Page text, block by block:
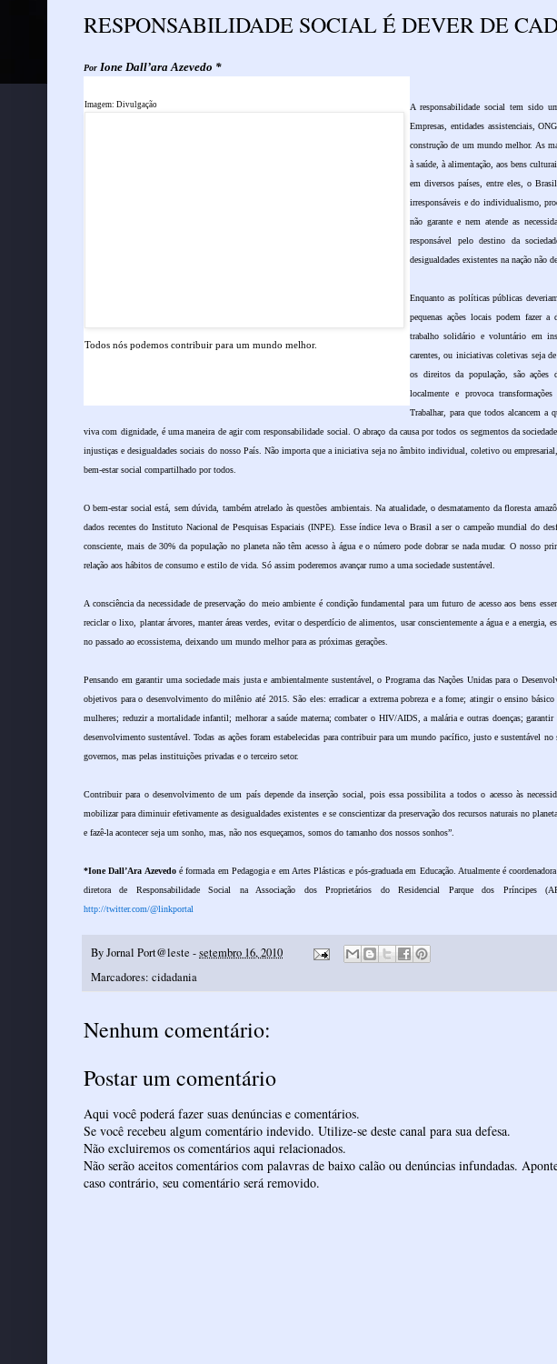
RESPONSABILIDADE SOCIAL É DEVER DE
Por Ione Dall’ara Azevedo *
Imagem: Divulgação
Todos nós podemos contribuir para um mundo melhor.
A responsabilidade social tem sido
Empresas, entidades assistenciais,
construção de um mundo melhor. As
à saúde, à alimentação, aos bens
em diversos países, entre eles, o
irresponsáveis e do individualismo,
não garante e nem atende as
responsável pelo destino da
desigualdades existentes na nação não
Enquanto as políticas públicas
pequenas ações locais podem fazer
trabalho solidário e voluntário em
carentes, ou iniciativas coletivas seja
os direitos da população, são
localmente e provoca
Trabalhar, para que todos alcancem a
viva com dignidade, é uma maneira de agir com responsabilidade social. O abraço da causa por todos os segmentos da
injustiças e desigualdades sociais do nosso País. Não importa que a iniciativa seja no âmbito individual, coletivo ou
bem-estar social compartilhado por todos.
O bem-estar social está, sem dúvida, também atrelado às questões ambientais. Na atualidade, o desmatamento da floresta
dados recentes do Instituto Nacional de Pesquisas Espaciais (INPE). Esse índice leva o Brasil a ser o campeão mundial do
consciente, mais de 30% da população no planeta não têm acesso à água e o número pode dobrar se nada mudar. O nosso
relação aos hábitos de consumo e estilo de vida. Só assim poderemos avançar rumo a uma sociedade sustentável.
A consciência da necessidade de preservação do meio ambiente é condição fundamental para um futuro de acesso aos bens
reciclar o lixo, plantar árvores, manter áreas verdes, evitar o desperdício de alimentos, usar conscientemente a água e a energia,
no passado ao ecossistema, deixando um mundo melhor para as próximas gerações.
Pensando em garantir uma sociedade mais justa e ambientalmente sustentável, o Programa das Nações Unidas para o
objetivos para o desenvolvimento do milênio até 2015. São eles: erradicar a extrema pobreza e a fome; atingir o ensino
mulheres; reduzir a mortalidade infantil; melhorar a saúde materna; combater o HIV/AIDS, a malária e outras doenças; garantir
desenvolvimento sustentável. Todas as ações foram estabelecidas para contribuir para um mundo pacífico, justo e sustentável
governos, mas pelas instituições privadas e o terceiro setor.
Contribuir para o desenvolvimento de um país depende da inserção social, pois essa possibilita a todos o acesso às
mobilizar para diminuir efetivamente as desigualdades existentes e se conscientizar da preservação dos recursos naturais no
e fazê-la acontecer seja um sonho, mas, não nos esqueçamos, somos do tamanho dos nossos sonhos”.
*Ione Dall’Ara Azevedoé formada em Pedagogia e em Artes Plásticas e pós-graduada em Educação. Atualmente é
diretora de Responsabilidade Social na Associação dos Proprietários do Residencial Parque dos Príncipes
http://twitter.com/@linkportal
ByJornal Port@leste -setembro 16, 2010
Marcadores: cidadania
Nenhum comentário:
Postar um comentário
Aqui você poderá fazer suas denúncias e comentários.
Se você recebeu algum comentário indevido. Utilize-se deste canal para sua defesa.
Não excluiremos os comentários aqui relacionados.
Não serão aceitos comentários com palavras de baixo calão ou denúncias infundadas.
caso contrário, seu comentário será removido.